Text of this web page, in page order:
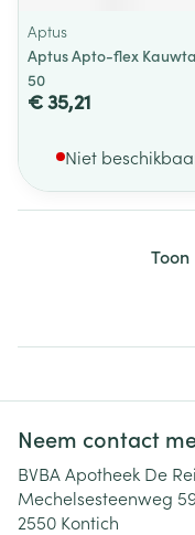
Aptus
Aptus Apto-flex
50
€ 35,21
Niet
Toon
Neem contact
BVBA Apotheek De
Mechelsesteenweg
2550 Kontich